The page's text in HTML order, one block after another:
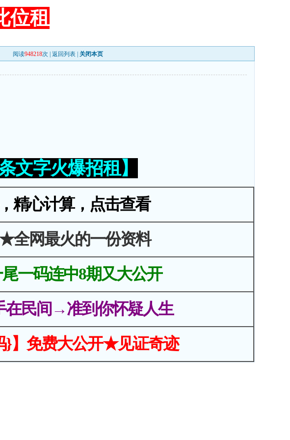
位租
阅读948218次 | 返回列表 关闭本页
文字火爆招租】
精心计算，点击查看
全网最火的一份资料
一码连中8期又大公开
民间→准到你怀疑人生
】免费大公开★见证奇迹